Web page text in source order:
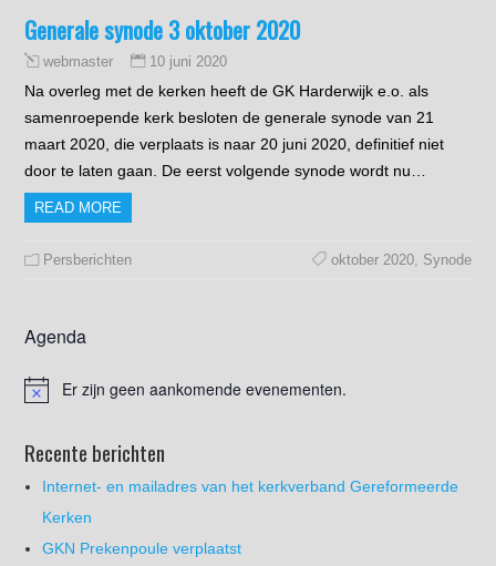
Generale synode 3 oktober 2020
webmaster 10 juni 2020
Na overleg met de kerken heeft de GK Harderwijk e.o. als
samenroepende kerk besloten de generale synode van 21
maart 2020, die verplaats is naar 20 juni 2020, definitief niet
door te laten gaan. De eerst volgende synode wordt nu…
READ MORE
Persberichten oktober 2020, Synode
Agenda
Er zijn geen aankomende evenementen.
Recente berichten
Internet- en mailadres van het kerkverband Gereformeerde
Kerken
GKN Prekenpoule verplaatst